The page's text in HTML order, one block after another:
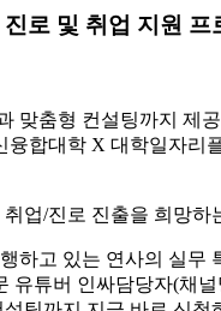
로 및 취업 지원 프
맞춤형 컨설팅까지 제
합대학 X 대학일자리
업/진로 진출을 희망하
하고 있는 연사의 실무
유튜버 인싸담당자(채